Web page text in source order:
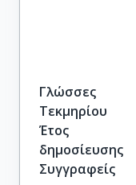
Γλώσσες
Τεκμηρίου
Έτος
δημοσίευσης
Συγγραφείς